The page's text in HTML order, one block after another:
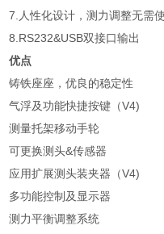
7.人性化设计，测力调整无需
8.RS232&USB双接口输出
优点
铸铁座座，优良的稳定性
气浮及功能快捷按键（V4)
测量托架移动手轮
可更换测头&传感器
应用扩展测头装夹器（V4)
多功能控制及显示器
测力平衡调整系统